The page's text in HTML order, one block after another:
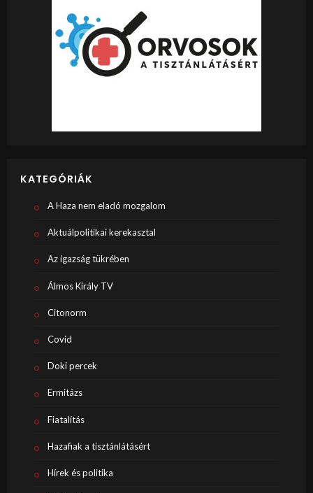
KATEGÓRIÁK
A Haza nem eladó mozgalom
Aktuálpolitikai kerekasztal
Az igazság tükrében
Álmos Király TV
Citonorm
Covid
Doki percek
Ermitázs
Fiatalítás
Hazafiak a tisztánlátásért
Hírek és politika